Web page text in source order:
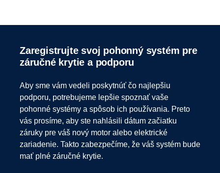
Aby energetické systémy fungovali čo najlepšie,
a inštalované a nastavené optimálne a bezpečne.
pozostávajúce z podpory inštalácie a optimalizácie
výkonu – slúžia presne na tento cieľ. S pomocou
a podporou našich odborných technikov získajú
výrobcovia aj používatelia istotu a ešte lepší produkt.
Stiahnite si brožúru, kde nájdete podrobný prehľad našej
ponuky.
Elektrická prevádzka – príležitosť a
Niet pochýb o tom, že elektrická prevádzka môže byť
klímu. Aby sme to však dosiahli skutočne udržateľným
spôsobom, musíme hľadieť ďaleko za hranice emisií
vznikajúcich používaním. Batérie sú náročné na zdroje a
všetci musíme zabezpečiť, aby sa tieto zdroje využili
naplno a následne sa zodpovedne zrecyklovali.
Zaregistrujte svoj pohonný systém pre
záručné krytie a podporu
Aby sme vám vedeli poskytnúť čo najlepšiu
podporu, potrebujeme lepšie spoznať vaše
pohonné systémy a spôsob ich používania. Preto
vás prosíme, aby ste nahlásili dátum začiatku
záruky pre váš nový motor alebo elektrické
zariadenie. Takto zabezpečíme, že váš systém bude
mať plné záručné krytie.